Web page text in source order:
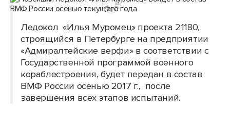
Ледокол «Илья Муромец» проекта 21180,
строящийся в Петербурге на предприятии
«Адмиралтейские верфи» в соответствии с
Государственной программой военного
кораблестроения, будет передан в состав
ВМФ России осенью 2017 г., после
завершения всех этапов испытаний.